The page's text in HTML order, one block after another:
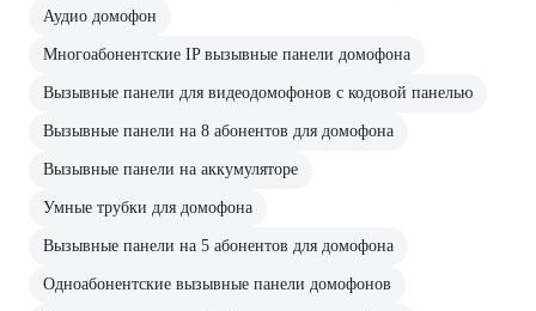
Аудио домофон
Многоабонентские IP вызывные панели домофона
Вызывные панели для видеодомофонов с кодовой панелью
Вызывные панели на 8 абонентов для домофона
Вызывные панели на аккумуляторе
Умные трубки для домофона
Вызывные панели на 5 абонентов для домофона
Одноабонентские вызывные панели домофонов